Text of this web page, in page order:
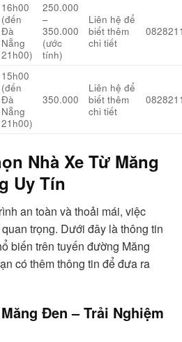
16h00
(đến
Đà
Nẵng
21h00)
250.000
–
350.000
(ước
tính)
Liên hệ để
biết thêm
chi tiết
15h00
(đến
Đà
Nẵng
21h00)
350.000
Liên hệ để
biết thêm
chi tiết
Nhà Xe Từ Măng
Uy Tín
an toàn và thoải mái, việc
trọng. Dưới đây là thông tin
biến trên tuyến đường Măng
có thêm thông tin để đưa ra
Đen – Trải Nghiệm